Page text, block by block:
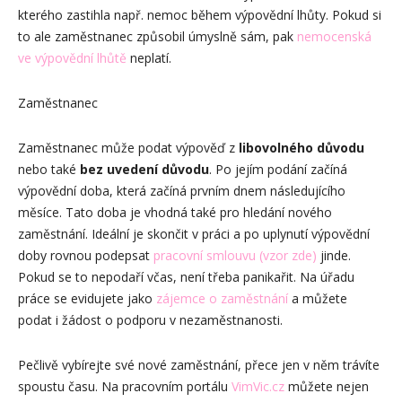
kterého zastihla např. nemoc během výpovědní lhůty. Pokud si
to ale zaměstnanec způsobil úmyslně sám, pak nemocenská
ve výpovědní lhůtě neplatí.
Zaměstnanec
Zaměstnanec může podat výpověď z libovolného důvodu
nebo také bez uvedení důvodu. Po jejím podání začíná
výpovědní doba, která začíná prvním dnem následujícího
měsíce. Tato doba je vhodná také pro hledání nového
zaměstnání. Ideální je skončit v práci a po uplynutí výpovědní
doby rovnou podepsat pracovní smlouvu (vzor zde) jinde.
Pokud se to nepodaří včas, není třeba panikařit. Na úřadu
práce se evidujete jako zájemce o zaměstnání a můžete
podat i žádost o podporu v nezaměstnanosti.
Pečlivě vybírejte své nové zaměstnání, přece jen v něm trávíte
spoustu času. Na pracovním portálu VimVic.cz můžete nejen